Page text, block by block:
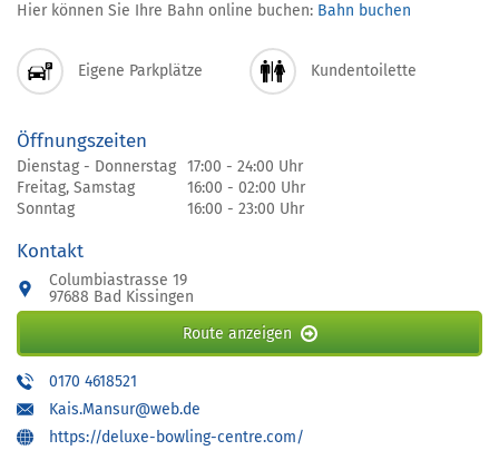
Hier können Sie Ihre Bahn online buchen: Bahn buchen
Eigene Parkplätze Kundentoilette
Öffnungszeiten
Dienstag - Donnerstag 17:00 - 24:00 Uhr
Freitag, Samstag
16:00 - 02:00 Uhr
Sonntag
16:00 - 23:00 Uhr
Kontakt
Columbiastrasse 19
97688 Bad Kissingen
Route anzeigen
0170 4618521
Kais.Mansur@web.de
https://deluxe-bowling-centre.com/